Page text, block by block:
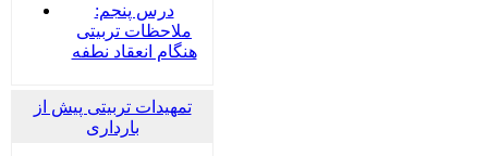
درس پنجم:
ملاحظات تربیتی
هنگام انعقاد نطفه
تمهیدات تربیتی پیش از
بارداری